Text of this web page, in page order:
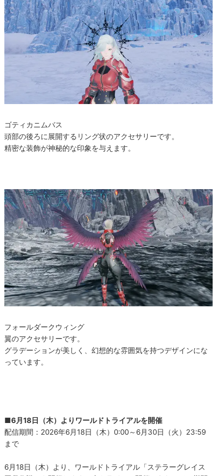
ゴティカニムバス
頭部の後ろに展開するリング状のアクセサリーです。
精密な装飾が神秘的な印象を与えます。
フォールダークウィング
翼のアクセサリーです。
グラデーションが美しく、幻想的な雰囲気を持つデザインにな
っています。
■6月18日（木）よりワールドトライアルを開催
配信期間：2026年6月18日（木）0:00～6月30日（火）23:59
まで
6月18日（木）より、ワールドトライアル「ステラーグレイス